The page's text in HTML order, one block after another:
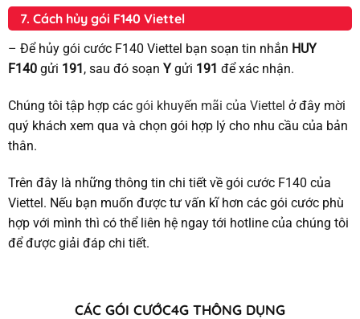
7. Cách hủy gói F140 Viettel
– Để hủy gói cước F140 Viettel bạn soạn tin nhắn HUY
F140gửi 191 , sau đó soạn Ygửi 191 để xác nhận.
Chúng tôi tập hợp các gói khuyến mãi của Viettel ở đây mời
quý khách xem qua và chọn gói hợp lý cho nhu cầu của bản
thân.
Trên đây là những thông tin chi tiết về gói cước F140 của
Viettel. Nếu bạn muốn được tư vấn kĩ hơn các gói cước phù
hợp với mình thì có thể liên hệ ngay tới hotline của chúng tôi
để được giải đáp chi tiết.
CÁC GÓI CƯỚC4G THÔNG DỤNG